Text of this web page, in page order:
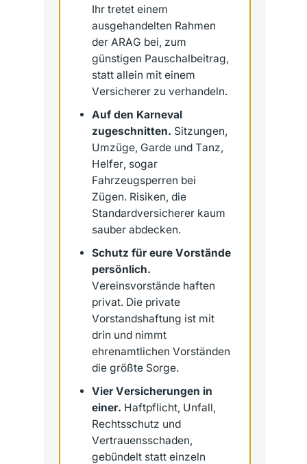
Ihr tretet einem
ausgehandelten Rahmen
der ARAG bei, zum
günstigen Pauschalbeitrag,
statt allein mit einem
Versicherer zu verhandeln.
Auf den Karneval
zugeschnitten. Sitzungen,
Umzüge, Garde und Tanz,
Helfer, sogar
Fahrzeugsperren bei
Zügen. Risiken, die
Standardversicherer kaum
sauber abdecken.
Schutz für eure Vorstände
persönlich.
Vereinsvorstände haften
privat. Die private
Vorstandshaftung ist mit
drin und nimmt
ehrenamtlichen Vorständen
die größte Sorge.
Vier Versicherungen in
einer. Haftpflicht, Unfall,
Rechtsschutz und
Vertrauensschaden,
gebündelt statt einzeln